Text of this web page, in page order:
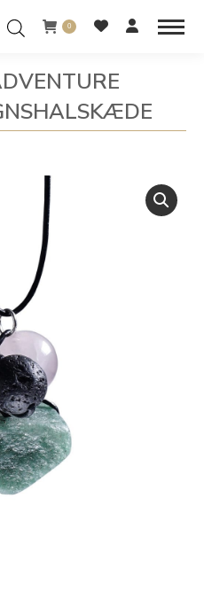
0
You are here: